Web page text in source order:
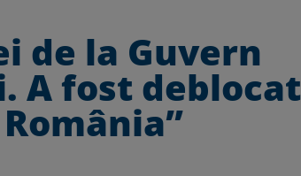
de la Guvern
A fost deblocat